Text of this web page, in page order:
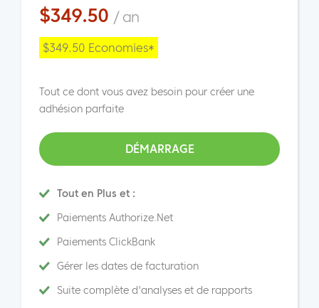
$349.50 / an
$349.50 Economies*
Tout ce dont vous avez besoin pour créer une
adhésion parfaite
DÉMARRAGE
Tout en Plus et :
Paiements Authorize.Net
Paiements ClickBank
Gérer les dates de facturation
Suite complète d'analyses et de rapports